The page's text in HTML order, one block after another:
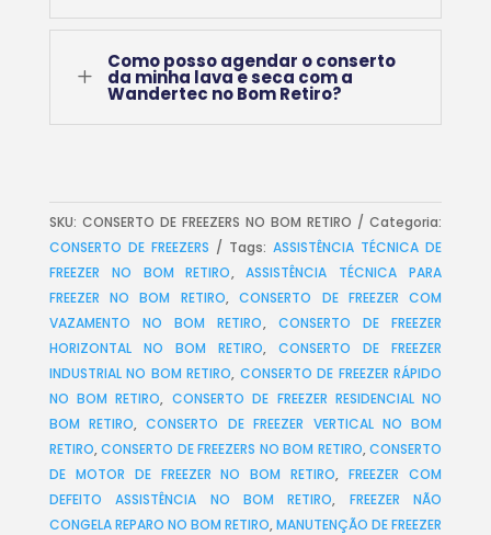
L
Como posso agendar o conserto
da minha lava e seca com a
Wandertec no Bom Retiro?
SKU: CONSERTO DE FREEZERS NO BOM RETIRO
Categoria:
CONSERTO DE FREEZERS
Tags:ASSISTÊNCIA TÉCNICA DE
FREEZER NO BOM RETIRO,ASSISTÊNCIA TÉCNICA PARA
FREEZER NO BOM RETIRO,CONSERTO DE FREEZER COM
VAZAMENTO NO BOM RETIRO, CONSERTO DE FREEZER
HORIZONTAL NO BOM RETIRO,CONSERTO DE FREEZER
INDUSTRIAL NO BOM RETIRO, CONSERTO DE FREEZER RÁPIDO
NO BOM RETIRO, CONSERTO DE FREEZER RESIDENCIAL NO
BOM RETIRO,CONSERTO DE FREEZER VERTICAL NO BOM
RETIRO,CONSERTO DE FREEZERS NO BOM RETIRO,CONSERTO
DE MOTOR DE FREEZER NO BOM RETIRO,FREEZER COM
DEFEITO ASSISTÊNCIA NO BOM RETIRO, FREEZER NÃO
CONGELA REPARO NO BOM RETIRO,MANUTENÇÃO DE FREEZER